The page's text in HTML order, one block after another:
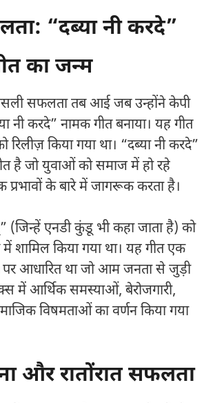
“दब्या नी करदे”
का जन्म
सफलता तब आई जब उन्होंने केपी
नी करदे” नामक गीत बनाया। यह गीत
रिलीज़ किया गया था। “दब्या नी करदे”
है जो युवाओं को समाज में हो रहे
प्रभावों के बारे में जागरूक करता है।
(जिन्हें एनडी कुंडू भी कहा जाता है) को
शामिल किया गया था। यह गीत एक
पर आधारित था जो आम जनता से जुड़ी
में आर्थिक समस्याओं, बेरोजगारी,
विषमताओं का वर्णन किया गया
और रातोंरात सफलता